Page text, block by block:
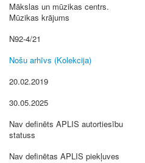
Mākslas un mūzikas centrs.
Mūzikas krājums
N92-4/21
Nošu arhīvs (Kolekcija)
20.02.2019
30.05.2025
Nav definēts APLIS autortiesību
statuss
Nav definētas APLIS piekļuves